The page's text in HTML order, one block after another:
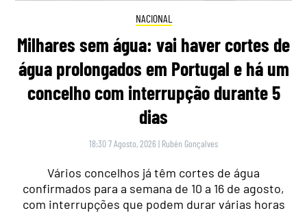
NACIONAL
Milhares sem água: vai haver cortes de
água prolongados em Portugal e há um
concelho com interrupção durante 5
dias
18:30 7 Agosto, 2026 | Rubén Gonçalves
Vários concelhos já têm cortes de água
confirmados para a semana de 10 a 16 de agosto,
com interrupções que podem durar várias horas